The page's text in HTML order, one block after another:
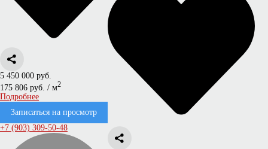
5 450 000 руб.
175 806 руб. / м2
Подробнее
Записаться на просмотр
+7 (903) 309-50-48